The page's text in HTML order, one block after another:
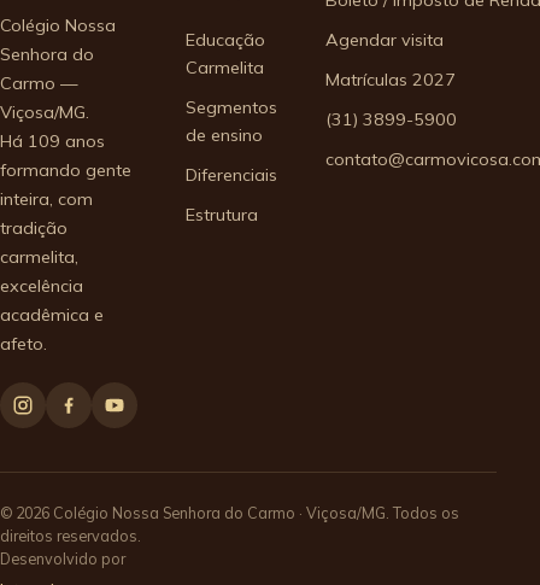
Colégio Nossa
Senhora do
Carmo —
Viçosa/MG.
Há 109 anos
formando gente
inteira, com
tradição
carmelita,
excelência
acadêmica e
afeto.
Educação
Carmelita
Segmentos
de ensino
Diferenciais
Estrutura
Agendar visita
Matrículas 2027
(31) 3899-5900
© 2026 Colégio Nossa Senhora do Carmo · Viçosa/MG. Todos os
direitos reservados.
Desenvolvido por